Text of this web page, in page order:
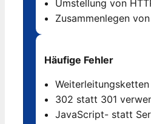
Umstellung von
Zusammenlegen
Häufige Fehler
302 statt 301
JavaScript- statt